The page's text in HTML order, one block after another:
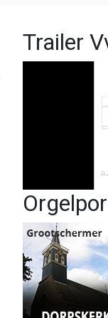
Trailer